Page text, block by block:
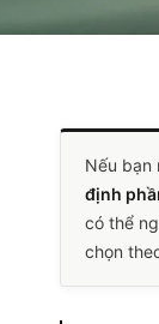
Nếu bạn
định
có thể
chọn